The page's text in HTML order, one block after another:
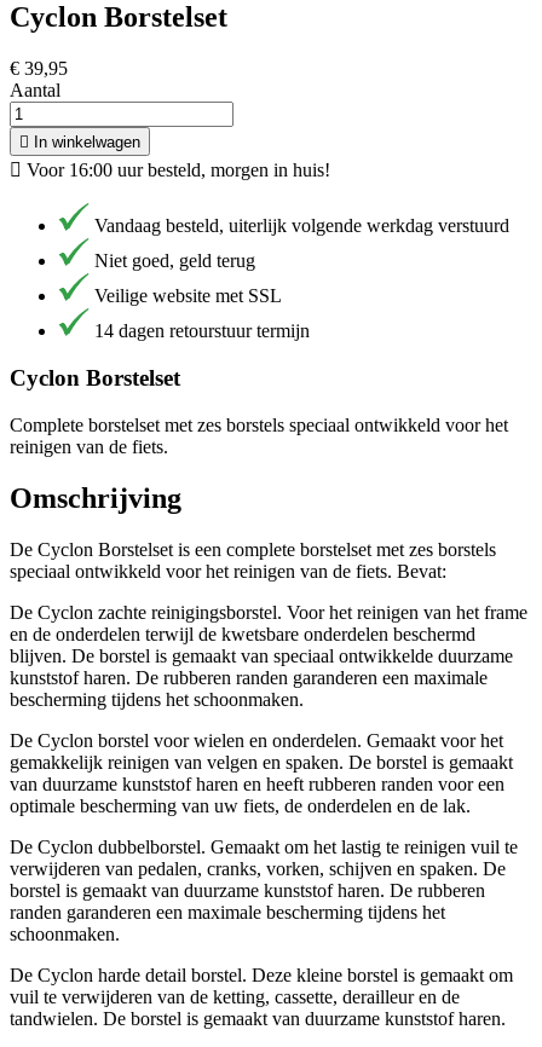
Cyclon Borstelset
€ 39,95
Aantal
 In winkelwagen
 Voor 16:00 uur besteld, morgen in huis!
Vandaag besteld, uiterlijk volgende werkdag verstuurd
Niet goed, geld terug
Veilige website met SSL
14 dagen retourstuur termijn
Cyclon Borstelset
Complete borstelset met zes borstels speciaal ontwikkeld voor het
reinigen van de fiets.
Omschrijving
De Cyclon Borstelset is een complete borstelset met zes borstels
speciaal ontwikkeld voor het reinigen van de fiets. Bevat:
De Cyclon zachte reinigingsborstel. Voor het reinigen van het frame
en de onderdelen terwijl de kwetsbare onderdelen beschermd
blijven. De borstel is gemaakt van speciaal ontwikkelde duurzame
kunststof haren. De rubberen randen garanderen een maximale
bescherming tijdens het schoonmaken.
De Cyclon borstel voor wielen en onderdelen. Gemaakt voor het
gemakkelijk reinigen van velgen en spaken. De borstel is gemaakt
van duurzame kunststof haren en heeft rubberen randen voor een
optimale bescherming van uw fiets, de onderdelen en de lak.
De Cyclon dubbelborstel. Gemaakt om het lastig te reinigen vuil te
verwijderen van pedalen, cranks, vorken, schijven en spaken. De
borstel is gemaakt van duurzame kunststof haren. De rubberen
randen garanderen een maximale bescherming tijdens het
schoonmaken.
De Cyclon harde detail borstel. Deze kleine borstel is gemaakt om
vuil te verwijderen van de ketting, cassette, derailleur en de
tandwielen. De borstel is gemaakt van duurzame kunststof haren.